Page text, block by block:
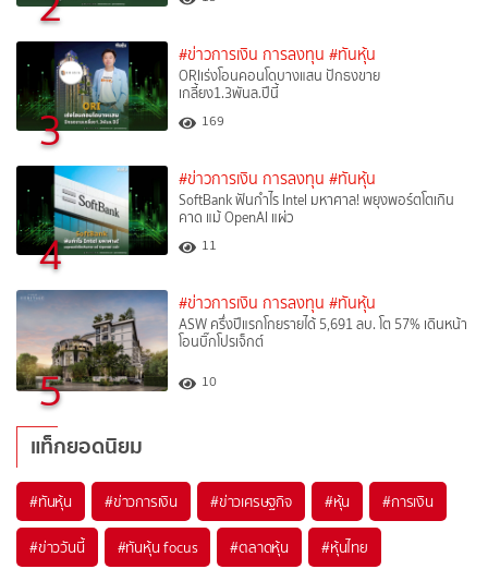
3
#ข่าวการเงิน การลงทุน #ทันหุ้น
ORIเร่งโอนคอนโดบางแสน ปักธงขาย
เกลี้ยง1.3พันล.ปีนี้
169
4
#ข่าวการเงิน การลงทุน #ทันหุ้น
SoftBank ฟันกำไร Intel มหาศาล! พยุงพอร์ตโตเกิน
คาด แม้ OpenAI แผ่ว
11
5
#ข่าวการเงิน การลงทุน #ทันหุ้น
ASW ครึ่งปีแรกโกยรายได้ 5,691 ลบ. โต 57% เดินหน้า
โอนบิ๊กโปรเจ็กต์
10
แท็กยอดนิยม
#ทันหุ้น #ข่าวการเงิน #ข่าวเศรษฐกิจ #หุ้น #การเงิน
#ข่าววันนี้ #ทันหุ้น focus #ตลาดหุ้น #หุ้นไทย